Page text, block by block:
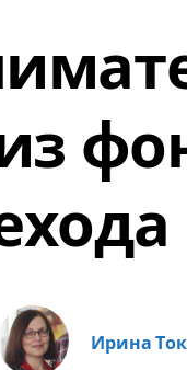
Ирина